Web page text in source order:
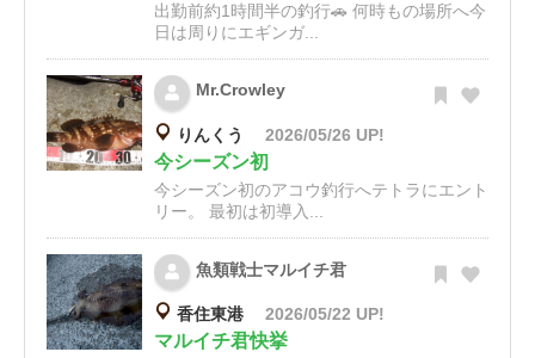
出勤前約1時間半の釣行🚗 何時もの場所へ今
日は周りにエギンガ...
Mr.Crowley
りんくう 2026/05/26 UP!
今シーズン初
今シーズン初のアコウ釣行へテトラにエント
リー。 最初は初導入...
魚類戦士マルイチ君
香住東港 2026/05/22 UP!
マルイチ君快挙